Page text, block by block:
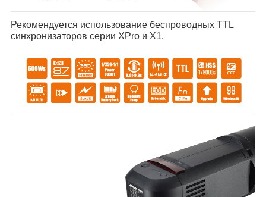
Рекомендуется использование беспроводных TTL
синхронизаторов серии XPro и X1.